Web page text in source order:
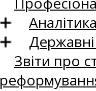
Державні
Звіти про